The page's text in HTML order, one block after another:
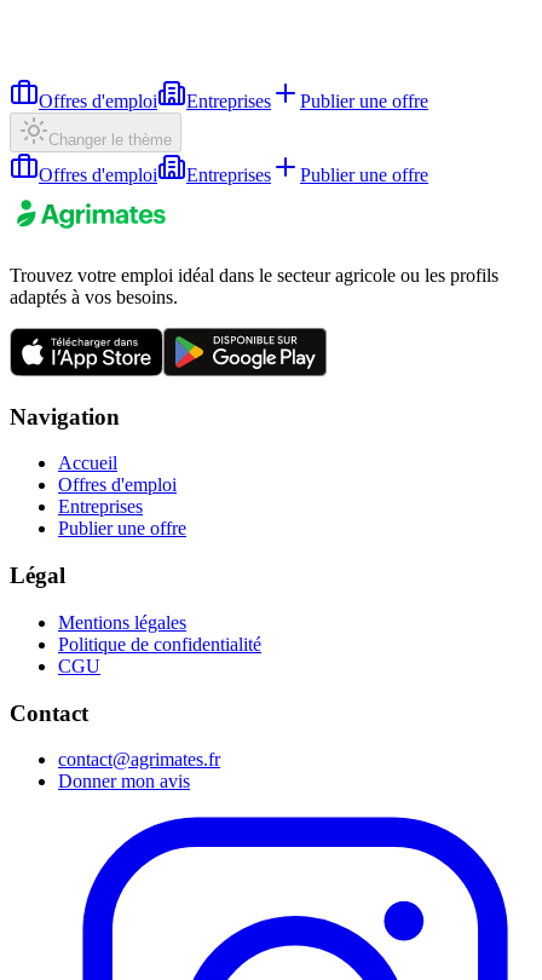
Offres d'emploi Entreprises Publier une offre
Changer le thème
Offres d'emploi Entreprises Publier une offre
Trouvez votre emploi idéal dans le secteur agricole ou les profils
adaptés à vos besoins.
Navigation
Accueil
Offres d'emploi
Entreprises
Publier une offre
Légal
Mentions légales
Politique de confidentialité
CGU
Contact
contact@agrimates.fr
Donner mon avis